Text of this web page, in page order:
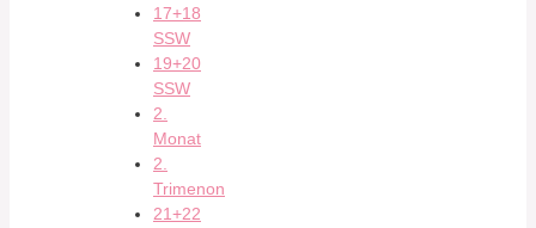
17+18
SSW
19+20
SSW
2.
Monat
2.
Trimenon
21+22